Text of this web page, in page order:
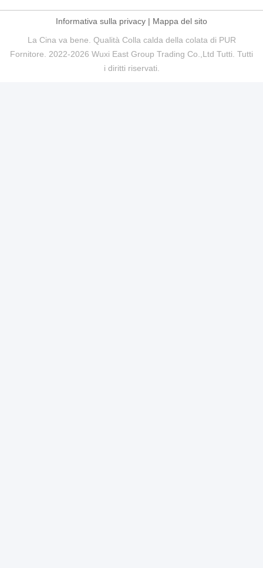
Informativa sulla privacy | Mappa del sito
La Cina va bene. Qualità Colla calda della colata di PUR
Fornitore. 2022-2026 Wuxi East Group Trading Co.,Ltd Tutti. Tutti
i diritti riservati.